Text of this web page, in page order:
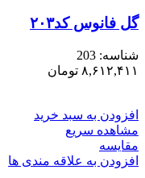
گل فانوس کد۲۰۳
شناسه: 203
۸,۶۱۲,۴۱۱ تومان
افزودن به سبد خرید
مشاهده سریع
مقایسه
افزودن به علاقه مندی ها